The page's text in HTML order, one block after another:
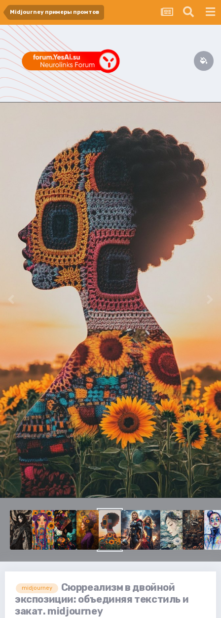
Midjourney примеры промтов
midjourney
Сюрреализм в двойной
экспозиции: объединяя текстиль и
закат. midjourney